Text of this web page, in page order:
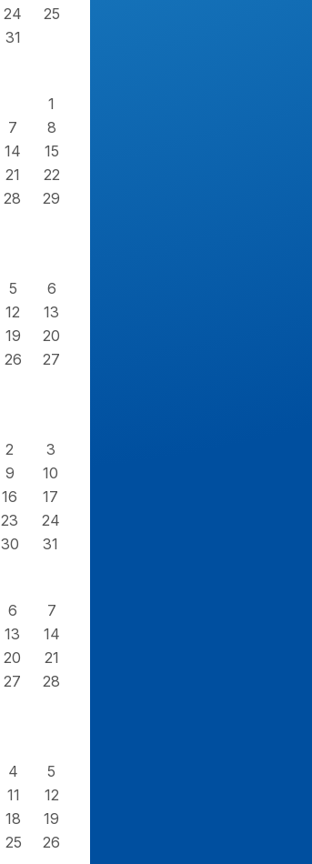
24
25
31
1
7
8
14
15
21
22
28
29
5
6
12
13
19
20
26
27
2
3
9
10
16
17
23
24
30 31
6
7
13
14
20
21
27
28
4
5
11
12
18
19
25
26